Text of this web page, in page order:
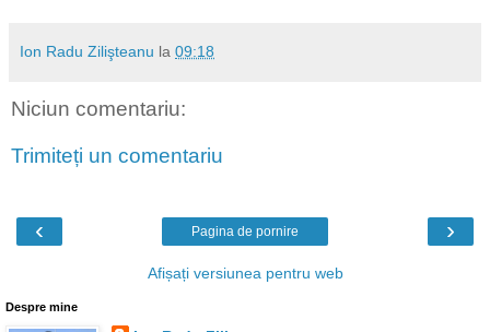
Ion Radu Zilişteanu la 09:18
Niciun comentariu:
Trimiteți un comentariu
‹ ›
Pagina de pornire
Afișați versiunea pentru web
Despre mine